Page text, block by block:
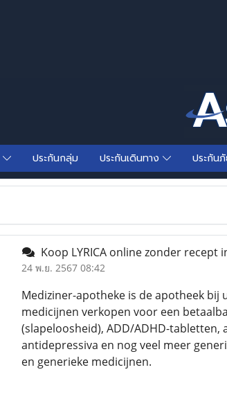
ประกันกลุ่ม ประกันเดินทาง ประกัน
Koop LYRICA online zonder recept
24 พ.ย. 2567 08:42
Mediziner-apotheke is de apotheek
medicijnen verkopen voor een
(slapeloosheid), ADD/ADHD-
antidepressiva en nog veel meer
en generieke medicijnen.